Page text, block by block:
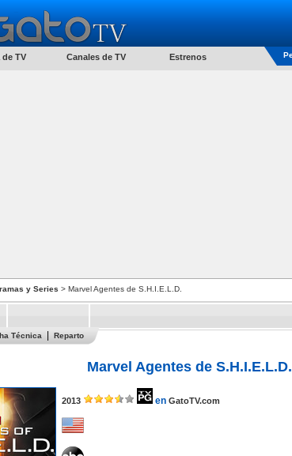
de TV Canales de TV Estrenos
y Series > Marvel Agentes de S.H.I.E.L.D.
Técnica Reparto
Marvel Agentes de S.H.I.E.L.D.
2013 en GatoTV.com